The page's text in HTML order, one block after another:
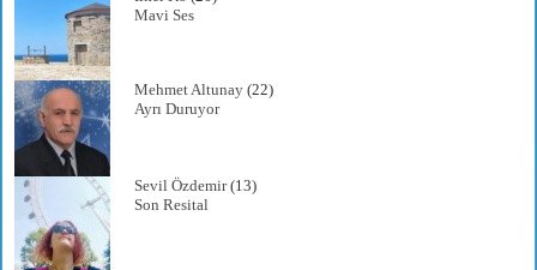
Mavi Ses
Mehmet Altunay (22)
Ayrı Duruyor
Sevil Özdemir(13)
Son Resital